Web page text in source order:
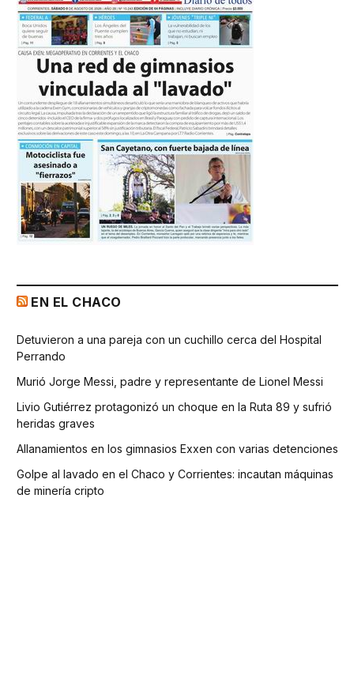
EN EL CHACO
Detuvieron a una pareja con un cuchillo cerca del Hospital
Perrando
Murió Jorge Messi, padre y representante de Lionel Messi
Livio Gutiérrez protagonizó un choque en la Ruta 89 y sufrió
heridas graves
Allanamientos en los gimnasios Exxen con varias detenciones
Golpe al lavado en el Chaco y Corrientes: incautan máquinas
de minería cripto